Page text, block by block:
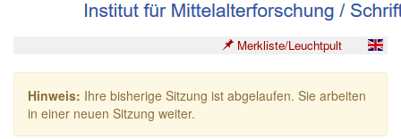
Merkliste/Leuchtpult
Hinweis: Ihre bisherige Sitzung ist abgelaufen. Sie arbeiten
in einer neuen Sitzung weiter.